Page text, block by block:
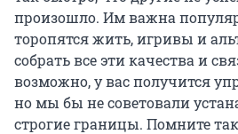
произошло. Им важна
торопятся жить, игривы и
собрать все эти качества и
возможно, у вас получится
но мы бы не советовали
строгие границы. Помните